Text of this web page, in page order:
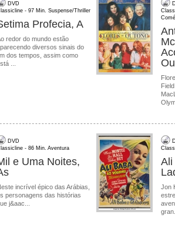
DVD
- 97 Min. Suspense/Thriller
Profecia, A
redor do mundo estão
diversos sinais do
dos tempos, assim como
...
DVD
- 86 Min. Aventura
e Uma Noites,
incrível épico das Arábias,
personagens das histórias
j&aac...
Ali
Jon